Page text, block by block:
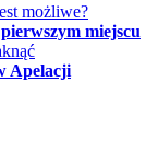
możliwe?
miejscu
Apelacji